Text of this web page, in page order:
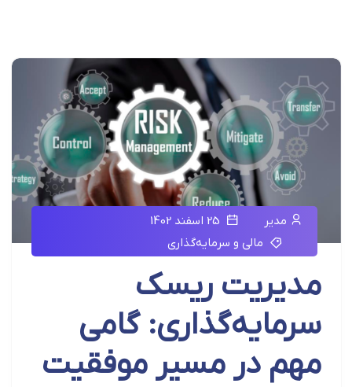
مدیر
مالی و سرمایه‌گذاری
مدیریت ریسک
سرمایه‌گذاری: گامی
مهم در مسیر موفقیت